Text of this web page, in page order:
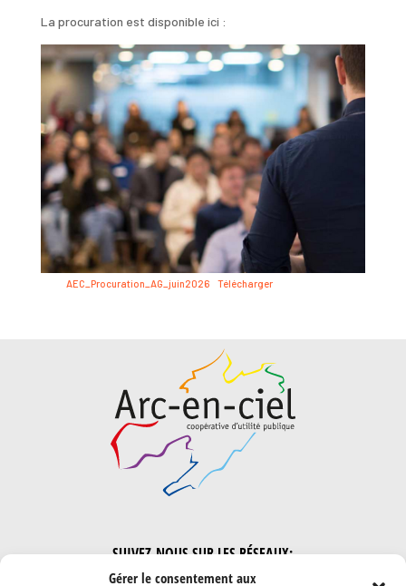
Gérer le consentement aux
La procuration est disponible ici :
AEC_Procuration_AG_juin2026 Télécharger
SUIVEZ-NOUS SUR LES RÉSEAUX: